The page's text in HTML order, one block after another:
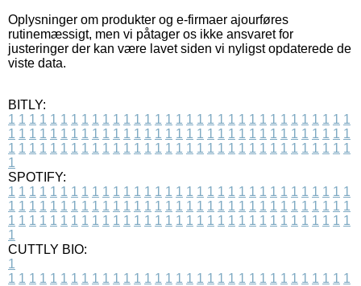
Oplysninger om produkter og e-firmaer ajourføres
rutinemæssigt, men vi påtager os ikke ansvaret for
justeringer der kan være lavet siden vi nyligst opdaterede de
viste data.
BITLY:
1 1 1 1 1 1 1 1 1 1 1 1 1 1 1 1 1 1 1 1 1 1 1 1 1 1 1 1 1 1 1 1 1
1 1 1 1 1 1 1 1 1 1 1 1 1 1 1 1 1 1 1 1 1 1 1 1 1 1 1 1 1 1 1 1 1
1 1 1 1 1 1 1 1 1 1 1 1 1 1 1 1 1 1 1 1 1 1 1 1 1 1 1 1 1 1 1 1 1
1
SPOTIFY:
1 1 1 1 1 1 1 1 1 1 1 1 1 1 1 1 1 1 1 1 1 1 1 1 1 1 1 1 1 1 1 1 1
1 1 1 1 1 1 1 1 1 1 1 1 1 1 1 1 1 1 1 1 1 1 1 1 1 1 1 1 1 1 1 1 1
1 1 1 1 1 1 1 1 1 1 1 1 1 1 1 1 1 1 1 1 1 1 1 1 1 1 1 1 1 1 1 1 1
1
CUTTLY BIO:
1
1 1 1 1 1 1 1 1 1 1 1 1 1 1 1 1 1 1 1 1 1 1 1 1 1 1 1 1 1 1 1 1 1